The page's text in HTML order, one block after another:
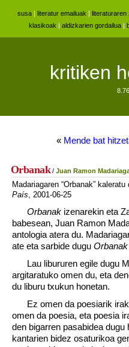
susa | literatur emailuak | literaturaren
klasikoak | aldizkarien gordailua |
kritiken
« Mende bat
Orbanak/Juan Ramon
Madariagaren “Orbanak”
País, 2001-06-25
Orbanak izenarekin eta
babesean, Juan Ramon
antologia atera du.
ate eta sarbide dugu Orbanak
Lau libururen egile dugu
argitaratuko omen du, eta
du liburu txukun honetan.
Ez omen da poesiarik
omen da poesia, eta poesia
den bigarren pasabidea
kantarien bidez osaturikoa